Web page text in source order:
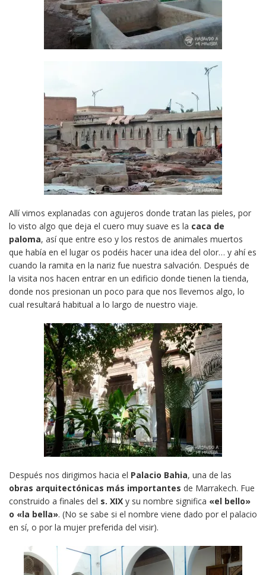
Allí vimos explanadas con agujeros donde tratan las pieles, por
lo visto algo que deja el cuero muy suave es la caca de
paloma, así que entre eso y los restos de animales muertos
que había en el lugar os podéis hacer una idea del olor… y ahí es
cuando la ramita en la nariz fue nuestra salvación. Después de
la visita nos hacen entrar en un edificio donde tienen la tienda,
donde nos presionan un poco para que nos llevemos algo, lo
cual resultará habitual a lo largo de nuestro viaje.
Después nos dirigimos hacia el Palacio Bahia, una de las
obras arquitectónicas más importantes de Marrakech. Fue
construido a finales del s. XIX y su nombre significa «el bello»
o «la bella». (No se sabe si el nombre viene dado por el palacio
en sí, o por la mujer preferida del visir).